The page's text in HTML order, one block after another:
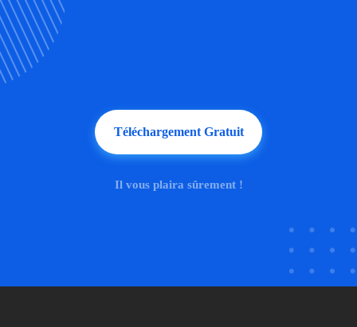
Téléchargement Gratuit
Il vous plaira sûrement !